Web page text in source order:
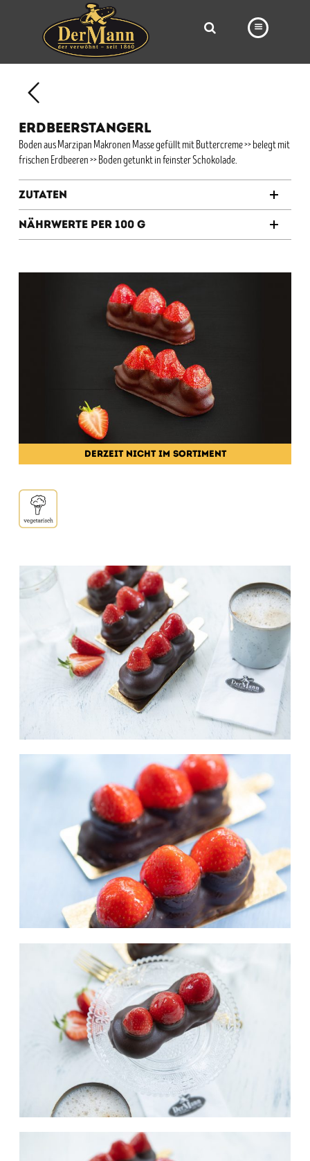
BÄCKEREI
BROTWAY
NEWS
VIDEOS
ERDBEERSTANGERL
Boden aus Marzipan Makronen Masse gefüllt mit Buttercreme >> belegt mit
frischen Erdbeeren >> Boden getunkt in feinster Schokolade.
Zutaten
Nährwerte per 100 g
DERZEIT NICHT IM SORTIMENT